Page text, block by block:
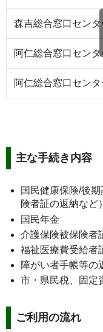
森吉総合窓口セン
阿仁総合窓口センタ
阿仁総合窓口セン
主な手続き内容
国民健康保険/後
険者証の返納な
国民年金
介護保険被保険
福祉医療費受給
障がい者手帳等
市・県民税、固
ご利用の流れ